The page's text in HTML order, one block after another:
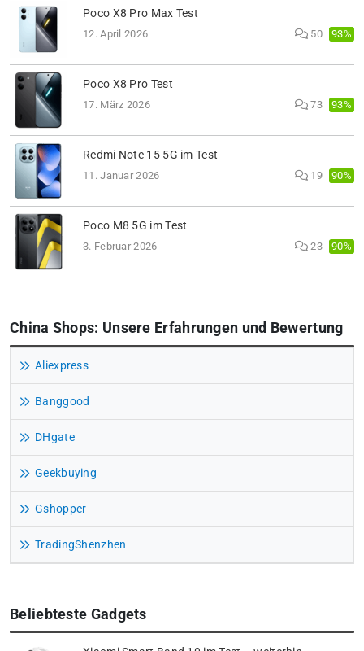
Poco X8 Pro Max Test
12. April 2026 50 93%
Poco X8 Pro Test
17. März 2026 73 93%
Redmi Note 15 5G im Test
11. Januar 2026 19 90%
Poco M8 5G im Test
3. Februar 2026 23 90%
China Shops: Unsere Erfahrungen und Bewertung
Aliexpress
Banggood
DHgate
Geekbuying
Gshopper
TradingShenzhen
Beliebteste Gadgets